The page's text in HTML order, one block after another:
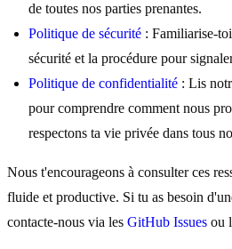
de toutes nos parties prenantes.
Politique de sécurité : Familiarise-
sécurité et la procédure pour
Politique de confidentialité : Lis
pour comprendre comment nous
respectons ta vie privée dans tous
Nous t'encourageons à consulter ces
fluide et productive. Si tu as besoin
contacte-nous via les GitHub Issues ou